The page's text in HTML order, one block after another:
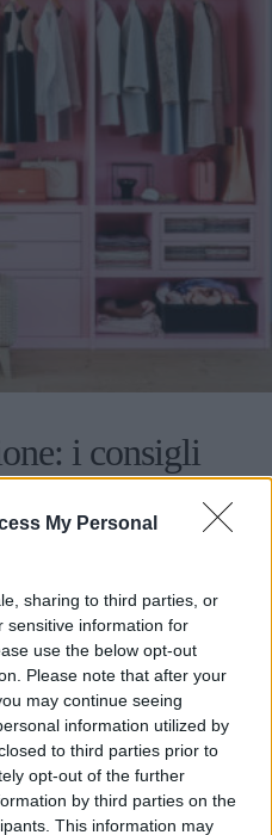
My Personal
sharing to third parties, or
sensitive information for
use the below opt-out
Please note that after your
may continue seeing
information utilized by
to third parties prior to
opt-out of the further
by third parties on the
This information may
i consigli
di stagione (quasi)